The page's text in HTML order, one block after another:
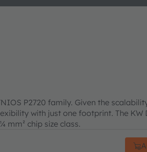
P2720 family. Given the
with just one footprint. The KW
mm² chip size class.